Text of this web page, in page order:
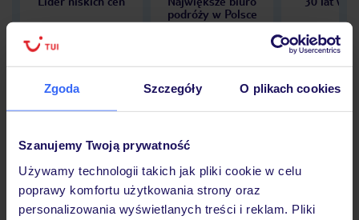
Zgoda Szczegóły O plikach cookies
Szanujemy Twoją prywatność
Używamy technologii takich jak pliki cookie w celu
poprawy komfortu użytkowania strony oraz
personalizowania wyświetlanych treści i reklam. Pliki
podróży w Polsce
Opinie